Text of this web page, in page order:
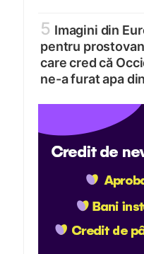
5 Imagini din
pentru
care cred că
ne-a furat apa